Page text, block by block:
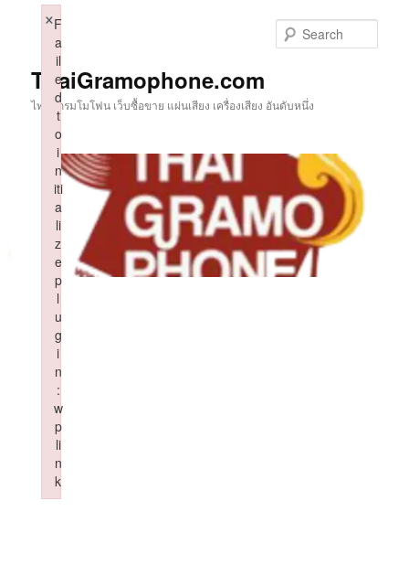
ThaiGramophone.com
ไทยแกรมโมโฟน เว็บซื้อขาย แผ่นเสียง เครื่องเสียง อันดับหนึ่ง
F
a
il
e
d
t
o
i
n
iti
a
li
z
e
p
l
u
g
i
n
:
w
p
li
n
k
×
Failed to initialize plugin: wplink